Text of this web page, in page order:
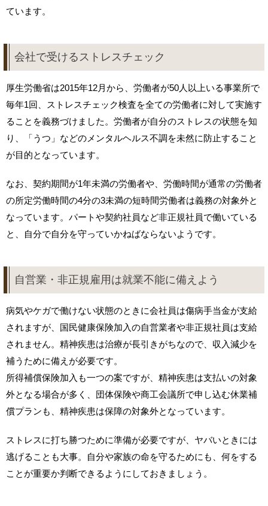
ています。
会社で受けるストレスチェック
厚生労働省は2015年12月から、労働者が50人以上いる事業所で
毎年1回、ストレスチェック検査を全ての労働者に対して実施す
ることを義務づけました。労働者が自分のストレスの状態を知
り、「うつ」などのメンタルヘルス不調を未然に防止すること
が目的となっています。
なお、契約期間が1年未満の労働者や、労働時間が通常の労働者
の所定労働時間の4分の3未満の短時間労働者は義務の対象外と
なっています。パートや契約社員など非正規社員で働いている
と、自分で自分を守っていかねばならないようです。
自営業・非正規雇用は就業不能に備えよう
病気やケガで働けない状態のときに会社員は傷病手当金が支給
されますが、国民健康保険加入の自営業者や非正規社員は支給
されません。精神疾患は治療が長引きがちなので、収入減少を
補うために備えが必要です。
所得補償保険加入も一つの案ですが、精神疾患は支払いの対象
外となる場合が多く、団体保険や商工会議所で申し込む休業補
償プランも、精神疾患は保障の対象外となっています。
ストレスに打ち勝つために準備が必要ですが、ヤバいときには
逃げることも大事。自分や家族の命を守るためにも、何をする
ことが重要か判断できるようにしておきましょう。